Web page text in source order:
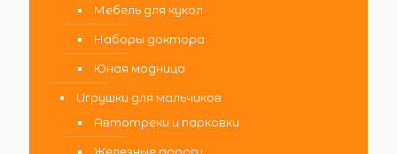
Мебель для кукол
Наборы доктора
Юная модница
Игрушки для мальчиков
Автотреки и парковки